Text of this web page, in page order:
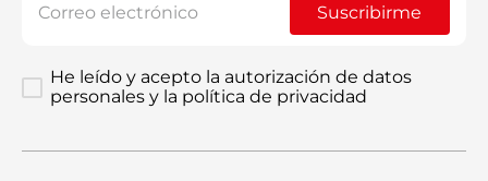
Suscribirme
He leído y acepto la autorización de datos
personales y la política de privacidad